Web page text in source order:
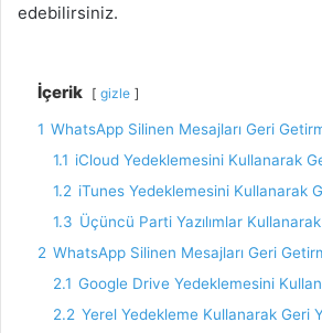
edebilirsiniz.
İçerik gizle
1 WhatsApp Silinen Mesajları Geri
1.1 iCloud Yedeklemesini Kullanarak
1.2 iTunes Yedeklemesini Kullanarak
1.3 Üçüncü Parti Yazılımlar
2 WhatsApp Silinen Mesajları Geri
2.1 Google Drive Yedeklemesini
2.2 Yerel Yedekleme Kullanarak Geri